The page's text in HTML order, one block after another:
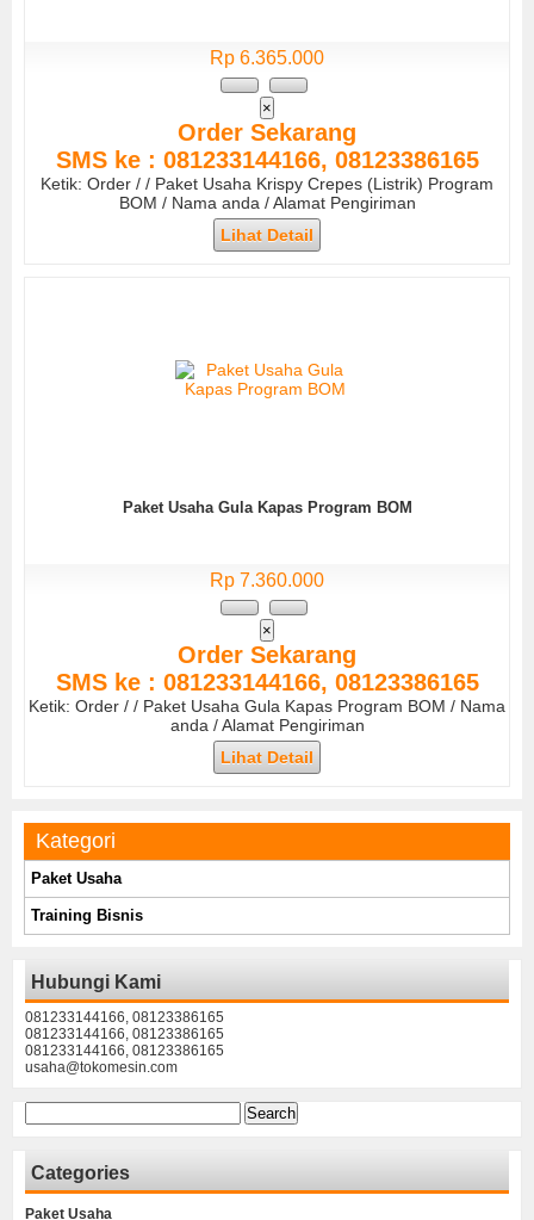
Rp 6.365.000
×
Order Sekarang
SMS ke : 081233144166, 08123386165
Ketik: Order / / Paket Usaha Krispy Crepes (Listrik) Program
BOM / Nama anda / Alamat Pengiriman
Lihat Detail
Paket Usaha Gula Kapas Program BOM
Rp 7.360.000
×
Order Sekarang
SMS ke : 081233144166, 08123386165
Ketik: Order / / Paket Usaha Gula Kapas Program BOM / Nama
anda / Alamat Pengiriman
Lihat Detail
Kategori
Paket Usaha
Training Bisnis
Hubungi Kami
081233144166, 08123386165
081233144166, 08123386165
081233144166, 08123386165
usaha@tokomesin.com
for:
Categories
Paket Usaha